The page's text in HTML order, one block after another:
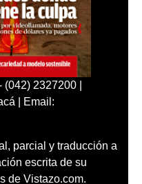
2327200 |
| Email:
parcial y traducción a
escrita de su
de Vistazo.com.